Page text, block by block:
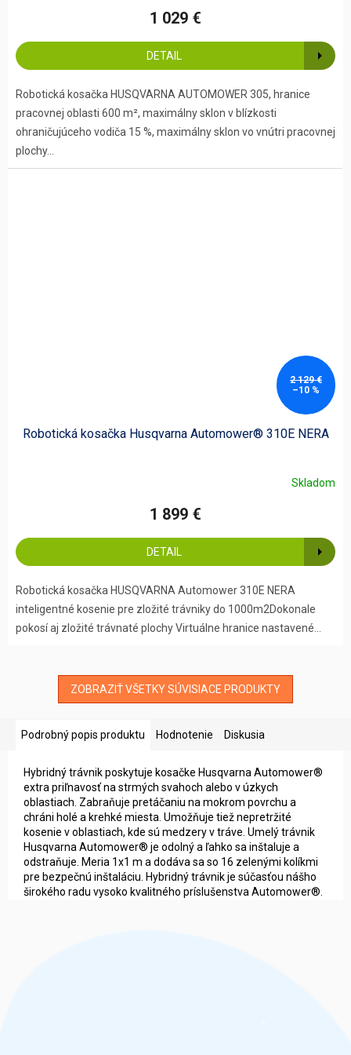
1 029 €
DETAIL
Robotická kosačka HUSQVARNA AUTOMOWER 305, hranice
pracovnej oblasti 600 m², maximálny sklon v blízkosti
ohraničujúceho vodiča 15 %, maximálny sklon vo vnútri pracovnej
plochy...
2 129 €
–10 %
Robotická kosačka Husqvarna Automower® 310E NERA
Skladom
1 899 €
DETAIL
Robotická kosačka HUSQVARNA Automower 310E NERA
inteligentné kosenie pre zložité trávniky do 1000m2Dokonale
pokosí aj zložité trávnaté plochy Virtuálne hranice nastavené...
ZOBRAZIŤ VŠETKY SÚVISIACE PRODUKTY
Podrobný popis produktu Hodnotenie Diskusia
Hybridný trávnik poskytuje kosačke Husqvarna Automower®
extra priľnavosť na strmých svahoch alebo v úzkych
oblastiach. Zabraňuje pretáčaniu na mokrom povrchu a
chráni holé a krehké miesta. Umožňuje tiež nepretržité
kosenie v oblastiach, kde sú medzery v tráve. Umelý trávnik
Husqvarna Automower® je odolný a ľahko sa inštaluje a
odstraňuje. Meria 1x1 m a dodáva sa so 16 zelenými kolíkmi
pre bezpečnú inštaláciu. Hybridný trávnik je súčasťou nášho
širokého radu vysoko kvalitného príslušenstva Automower®.